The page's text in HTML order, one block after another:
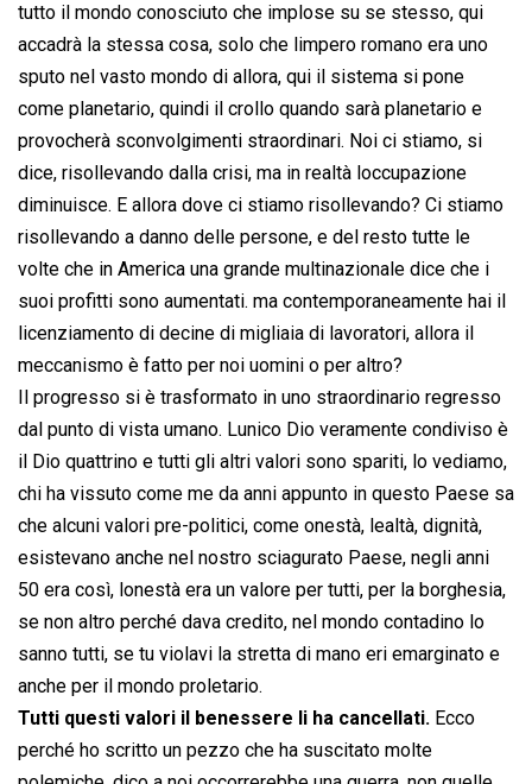
tutto il mondo conosciuto che implose su se stesso, qui
accadrà la stessa cosa, solo che limpero romano era uno
sputo nel vasto mondo di allora, qui il sistema si pone
come planetario, quindi il crollo quando sarà planetario e
provocherà sconvolgimenti straordinari. Noi ci stiamo, si
dice, risollevando dalla crisi, ma in realtà loccupazione
diminuisce. E allora dove ci stiamo risollevando? Ci stiamo
risollevando a danno delle persone, e del resto tutte le
volte che in America una grande multinazionale dice che i
suoi profitti sono aumentati. ma contemporaneamente hai il
licenziamento di decine di migliaia di lavoratori, allora il
meccanismo è fatto per noi uomini o per altro?
Il progresso si è trasformato in uno straordinario regresso
dal punto di vista umano. Lunico Dio veramente condiviso è
il Dio quattrino e tutti gli altri valori sono spariti, lo vediamo,
chi ha vissuto come me da anni appunto in questo Paese sa
che alcuni valori pre-politici, come onestà, lealtà, dignità,
esistevano anche nel nostro sciagurato Paese, negli anni
50 era così, lonestà era un valore per tutti, per la borghesia,
se non altro perché dava credito, nel mondo contadino lo
sanno tutti, se tu violavi la stretta di mano eri emarginato e
anche per il mondo proletario.
Tutti questi valori il benessere li ha cancellati. Ecco
perché ho scritto un pezzo che ha suscitato molte